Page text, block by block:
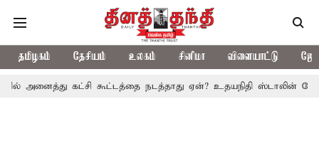
தமிழகம் தேசியம் உலகம் சினிமா விளையாட்டு
கட்சி கூட்டத்தை நடத்தாது ஏன்? உதயநிதி ஸ்டாலின் கேள்வி